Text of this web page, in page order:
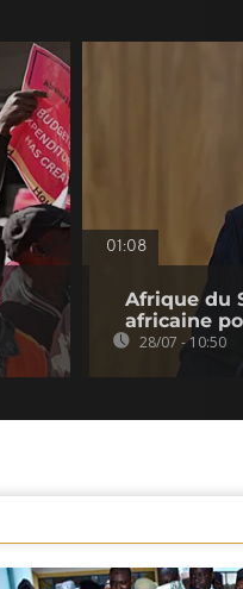
01:08
Afrique du
africaine
28/07 - 10:50